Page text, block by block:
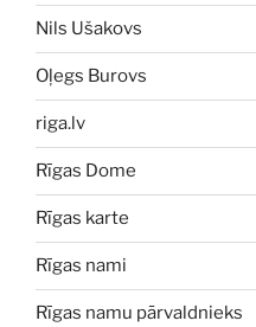
Nils Ušakovs
Oļegs Burovs
riga.lv
Rīgas Dome
Rīgas karte
Rīgas nami
Rīgas namu pārvaldnieks